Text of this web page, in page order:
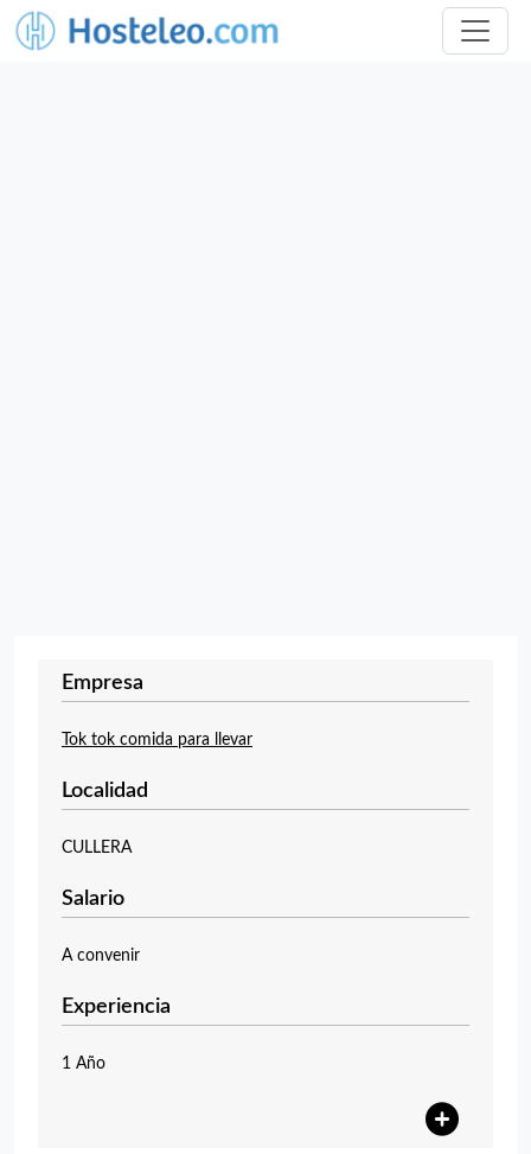
Empresa
Tok tok comida para llevar
Localidad
CULLERA
Salario
A convenir
Experiencia
1 Año